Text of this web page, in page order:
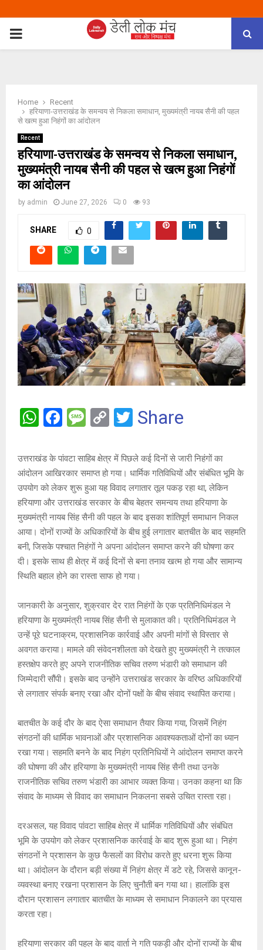
PRIMARY
Home
Recent
हरियाणा-उत्तराखंड के समन्वय से निकला समाधान, मुख्यमंत्री नायब सैनी की पहल
से खत्म हुआ निहंगों का आंदोलन
Recent
हरियाणा-उत्तराखंड के समन्वय से निकला समाधान,
मुख्यमंत्री नायब सैनी की पहल से खत्म हुआ निहंगों
का आंदोलन
by admin June 27, 2026 0 93
SHARE 0
W
at
s
A
p
p
F
ce
b
o
o
k
M
s
a
g
e
C
py
Li
n
k
T
tt
er
Share
उत्तराखंड के पांवटा साहिब क्षेत्र में पिछले कई दिनों से जारी निहंगों का
आंदोलन आखिरकार समाप्त हो गया। धार्मिक गतिविधियों और संबंधित भूमि के
उपयोग को लेकर शुरू हुआ यह विवाद लगातार तूल पकड़ रहा था, लेकिन
हरियाणा और उत्तराखंड सरकार के बीच बेहतर समन्वय तथा हरियाणा के
मुख्यमंत्री नायब सिंह सैनी की पहल के बाद इसका शांतिपूर्ण समाधान निकल
आया। दोनों राज्यों के अधिकारियों के बीच हुई लगातार बातचीत के बाद सहमति
बनी, जिसके पश्चात निहंगों ने अपना आंदोलन समाप्त करने की घोषणा कर
दी। इसके साथ ही क्षेत्र में कई दिनों से बना तनाव खत्म हो गया और सामान्य
स्थिति बहाल होने का रास्ता साफ हो गया।
जानकारी के अनुसार, शुक्रवार देर रात निहंगों के एक प्रतिनिधिमंडल ने
हरियाणा के मुख्यमंत्री नायब सिंह सैनी से मुलाकात की। प्रतिनिधिमंडल ने
उन्हें पूरे घटनाक्रम, प्रशासनिक कार्रवाई और अपनी मांगों से विस्तार से
अवगत कराया। मामले की संवेदनशीलता को देखते हुए मुख्यमंत्री ने तत्काल
हस्तक्षेप करते हुए अपने राजनीतिक सचिव तरुण भंडारी को समाधान की
जिम्मेदारी सौंपी। इसके बाद उन्होंने उत्तराखंड सरकार के वरिष्ठ अधिकारियों
से लगातार संपर्क बनाए रखा और दोनों पक्षों के बीच संवाद स्थापित कराया।
बातचीत के कई दौर के बाद ऐसा समाधान तैयार किया गया, जिसमें निहंग
संगठनों की धार्मिक भावनाओं और प्रशासनिक आवश्यकताओं दोनों का ध्यान
रखा गया। सहमति बनने के बाद निहंग प्रतिनिधियों ने आंदोलन समाप्त करने
की घोषणा की और हरियाणा के मुख्यमंत्री नायब सिंह सैनी तथा उनके
राजनीतिक सचिव तरुण भंडारी का आभार व्यक्त किया। उनका कहना था कि
संवाद के माध्यम से विवाद का समाधान निकलना सबसे उचित रास्ता रहा।
दरअसल, यह विवाद पांवटा साहिब क्षेत्र में धार्मिक गतिविधियों और संबंधित
भूमि के उपयोग को लेकर प्रशासनिक कार्रवाई के बाद शुरू हुआ था। निहंग
संगठनों ने प्रशासन के कुछ फैसलों का विरोध करते हुए धरना शुरू किया
था। आंदोलन के दौरान बड़ी संख्या में निहंग क्षेत्र में डटे रहे, जिससे कानून-
व्यवस्था बनाए रखना प्रशासन के लिए चुनौती बन गया था। हालांकि इस
दौरान प्रशासन लगातार बातचीत के माध्यम से समाधान निकालने का प्रयास
करता रहा।
हरियाणा सरकार की पहल के बाद वार्ता ने गति पकड़ी और दोनों राज्यों के बीच